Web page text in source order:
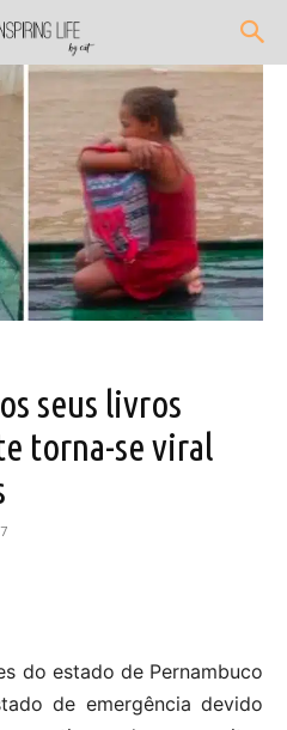
seus livros
torna-se viral
do estado de Pernambuco
de emergência devido